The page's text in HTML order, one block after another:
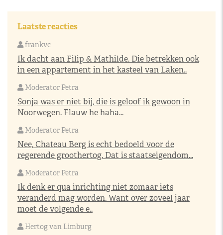
Laatste reacties
frankvc
Ik dacht aan Filip & Mathilde. Die betrekken ook
in een appartement in het kasteel van Laken..
Moderator Petra
Sonja was er niet bij, die is geloof ik gewoon in
Noorwegen. Flauw he haha...
Moderator Petra
Nee, Chateau Berg is echt bedoeld voor de
regerende groothertog. Dat is staatseigendom...
Moderator Petra
Ik denk er qua inrichting niet zomaar iets
veranderd mag worden. Want over zoveel jaar
moet de volgende e..
Hertog van Limburg